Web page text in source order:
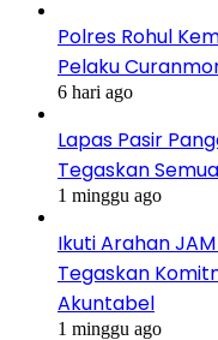
Polres Rohul
Pelaku
6 hari ago
Lapas Pasir
Tegaskan
1 minggu ago
Ikuti Arahan JAM
Tegaskan
Akuntabel
1 minggu ago